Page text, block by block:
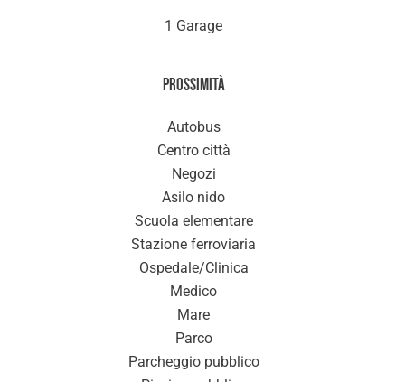
1 Garage
Prossimità
Autobus
Centro città
Negozi
Asilo nido
Scuola elementare
Stazione ferroviaria
Ospedale/Clinica
Medico
Mare
Parco
Parcheggio pubblico